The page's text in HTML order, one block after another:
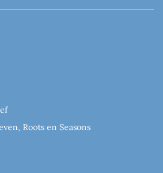
Roots en Seasons